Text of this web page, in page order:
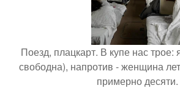
Поезд, плацкарт. В купе нас трое:
свободна), напротив - женщина
примерно десяти.